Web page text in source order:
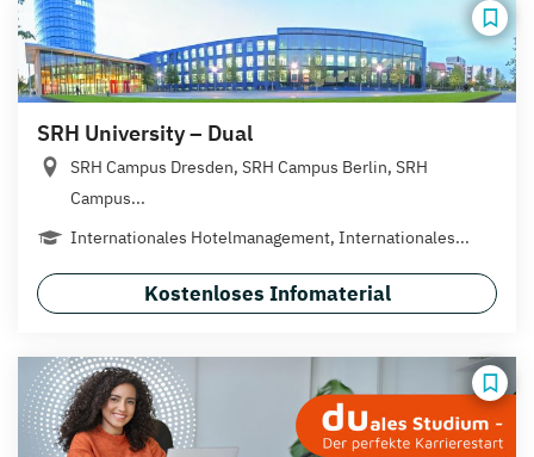
SRH University – Dual
SRH Campus Dresden, SRH Campus Berlin, SRH
Campus...
Internationales Hotelmanagement, Internationales...
Kostenloses Infomaterial